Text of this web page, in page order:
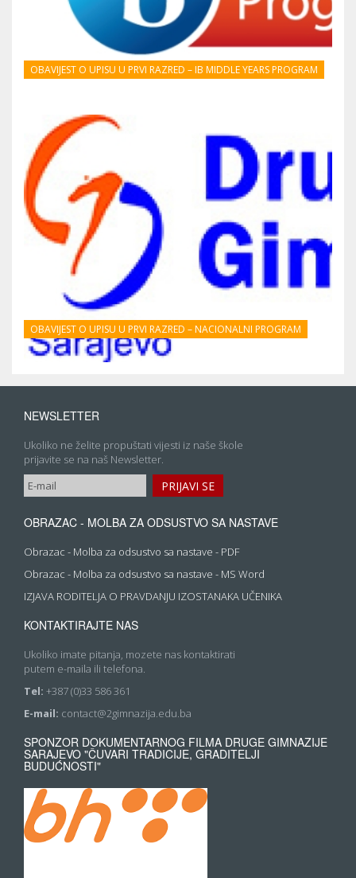
OBAVIJEST O UPISU U PRVI RAZRED – IB MIDDLE YEARS PROGRAM
OBAVIJEST O UPISU U PRVI RAZRED – NACIONALNI PROGRAM
NEWSLETTER
Ukoliko ne želite propuštati vijesti iz naše škole
prijavite se na naš Newsletter.
OBRAZAC - MOLBA ZA ODSUSTVO SA NASTAVE
Obrazac - Molba za odsustvo sa nastave - PDF
Obrazac - Molba za odsustvo sa nastave - MS Word
IZJAVA RODITELJA O PRAVDANJU IZOSTANAKA UČENIKA
KONTAKTIRAJTE NAS
Ukoliko imate pitanja, mozete nas kontaktirati
putem e-maila ili telefona.
Tel: +387 (0)33 586 361
E-mail: contact@2gimnazija.edu.ba
SPONZOR DOKUMENTARNOG FILMA DRUGE GIMNAZIJE
SARAJEVO "ČUVARI TRADICIJE, GRADITELJI
BUDUĆNOSTI"